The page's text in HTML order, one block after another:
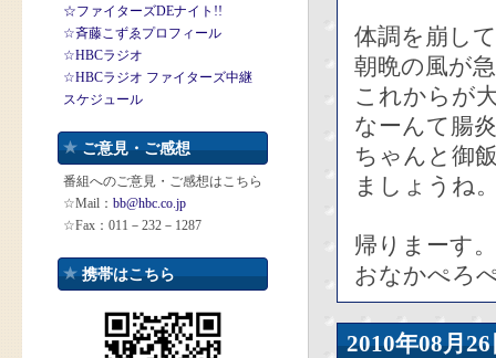
☆ファイターズDEナイト!!
☆斉藤こずゑプロフィール
☆HBCラジオ
☆HBCラジオ ファイターズ中継
スケジュール
ご意見・ご感想
番組へのご意見・ご感想はこちら
☆Mail： bb@hbc.co.jp
☆Fax：011－232－1287
携帯はこちら
体調を崩し
朝晩の風が
これからが
なーんて腸
ちゃんと御
ましょうね
帰りまーす。
おなかぺろ
2010年08